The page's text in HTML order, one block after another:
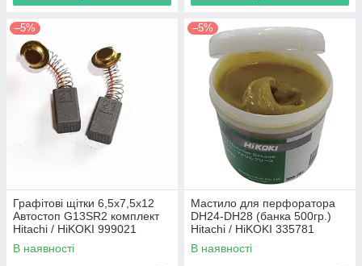
–5%
Графітові щітки 6,5х7,5х12
Автостоп G13SR2 комплект
Hitachi / HiKOKI 999021
В наявності
–5%
Мастило для перфоратора
DH24-DH28 (банка 500гр.)
Hitachi / HiKOKI 335781
В наявності